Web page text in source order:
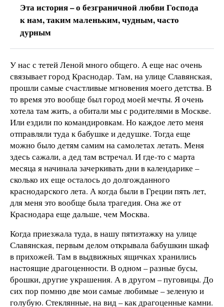
Эта история – о безграничной любви Господа
к нам, таким маленьким, чудным, часто
дурным
У нас с тетей Леной много общего. А еще нас очень
связывает город Краснодар. Там, на улице Славянская,
прошли самые счастливые мгновения моего детства. В
то время это вообще был город моей мечты. Я очень
хотела там жить, а обитали мы с родителями в Москве.
Или ездили по командировкам. Но каждое лето меня
отправляли туда к бабушке и дедушке. Тогда еще
можно было детям самим на самолетах летать. Меня
здесь сажали, а дед там встречал. И где-то с марта
месяца я начинала зачеркивать дни в календарике –
сколько их еще осталось до долгожданного
краснодарского лета. А когда были в Греции пять лет,
для меня это вообще была трагедия. Она же от
Краснодара еще дальше, чем Москва.
Когда приезжала туда, в нашу пятиэтажку на улице
Славянская, первым делом открывала бабушкин шкаф
в прихожей. Там в выдвижных ящичках хранились
настоящие драгоценности. В одном – разные бусы,
брошки, другие украшения. А в другом – пуговицы. До
сих пор помню две мои самые любимые – зеленую и
голубую. Стеклянные, на вид – как драгоценные камни.